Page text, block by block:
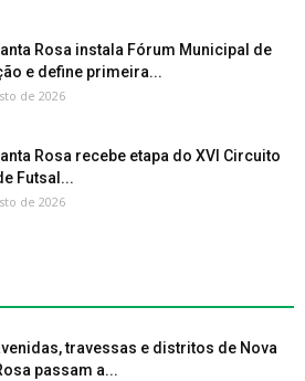
Rosa instala Fórum Municipal de
e define primeira...
de 2026
Rosa recebe etapa do XVI Circuito
Futsal...
de 2026
travessas e distritos de Nova
passam a...